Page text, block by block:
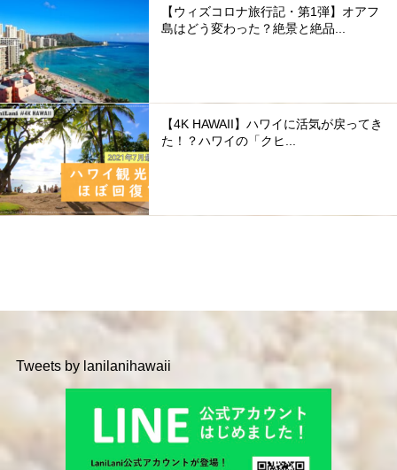
【ウィズコロナ旅行記・第1弾】オアフ
島はどう変わった？絶景と絶品...
【4K HAWAII】ハワイに活気が戻ってき
た！？ハワイの「クヒ...
Tweets by lanilanihawaii